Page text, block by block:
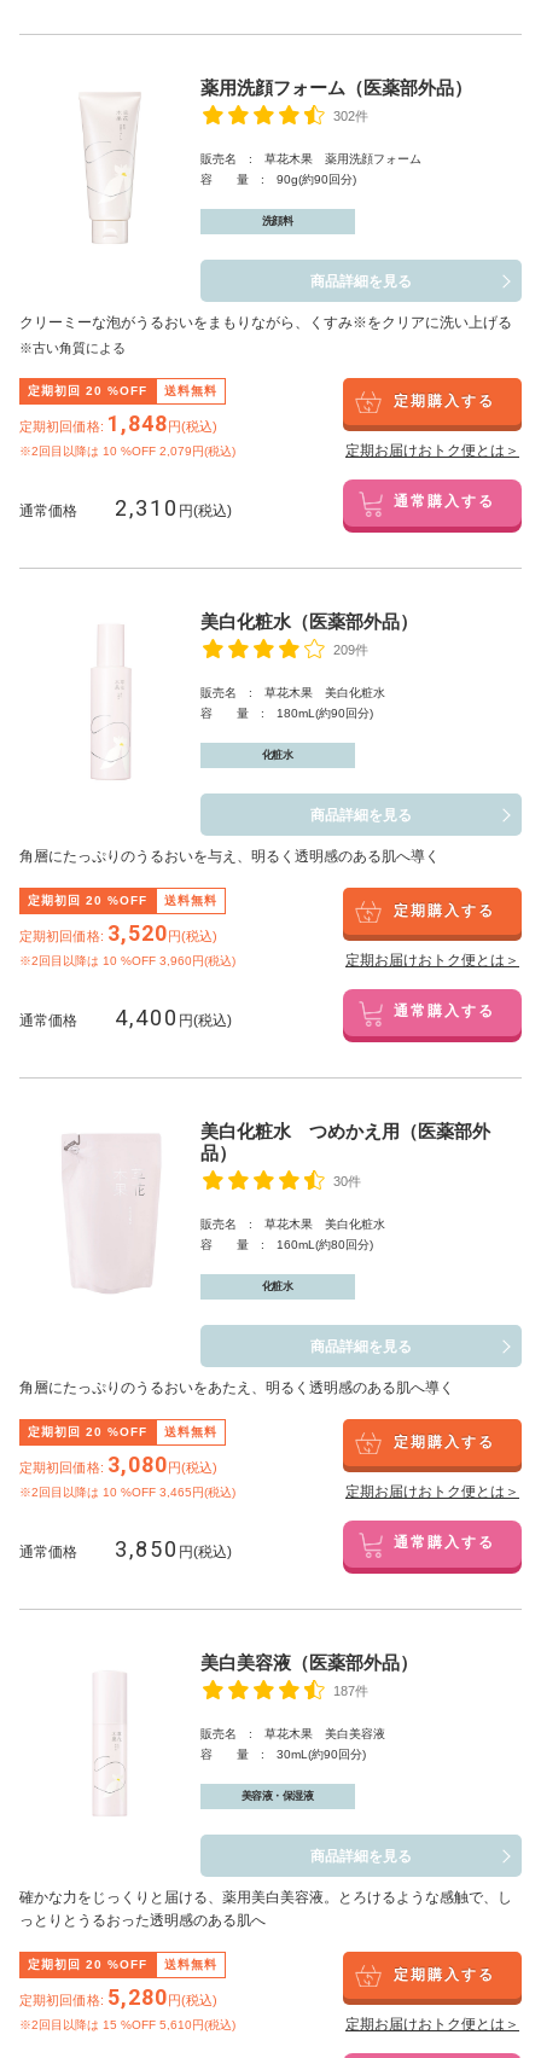
薬用洗顔フォーム（医薬部外品）
302件
販売名 : 草花木果 薬用洗顔フォーム
容 量 : 90g(約90回分)
洗顔料
商品詳細を見る
クリーミーな泡がうるおいをまもりながら、くすみ※をクリアに洗い上げる
※古い角質による
定期初回 20 %OFF 送料無料
定期初回価格: 1,848円(税込)
※2回目以降は 10 %OFF 2,079円(税込)
定期購入する
定期お届けおトク便とは＞
通常価格 2,310 円(税込) 通常購入する
美白化粧水（医薬部外品）
209件
販売名 : 草花木果 美白化粧水
容 量 : 180mL(約90回分)
化粧水
商品詳細を見る
角層にたっぷりのうるおいを与え、明るく透明感のある肌へ導く
定期初回 20 %OFF 送料無料
定期初回価格: 3,520円(税込)
※2回目以降は 10 %OFF 3,960円(税込)
定期購入する
定期お届けおトク便とは＞
通常価格 4,400 円(税込) 通常購入する
美白化粧水 つめかえ用（医薬部外
品）
30件
販売名 : 草花木果 美白化粧水
容 量 : 160mL(約80回分)
化粧水
商品詳細を見る
角層にたっぷりのうるおいをあたえ、明るく透明感のある肌へ導く
定期初回 20 %OFF 送料無料
定期初回価格: 3,080円(税込)
※2回目以降は 10 %OFF 3,465円(税込)
定期購入する
定期お届けおトク便とは＞
通常価格 3,850 円(税込) 通常購入する
美白美容液（医薬部外品）
187件
販売名 : 草花木果 美白美容液
容 量 : 30mL(約90回分)
美容液・保湿液
商品詳細を見る
確かな力をじっくりと届ける、薬用美白美容液。とろけるような感触で、し
っとりとうるおった透明感のある肌へ
定期初回 20 %OFF 送料無料
定期初回価格: 5,280円(税込)
※2回目以降は 15 %OFF 5,610円(税込)
定期購入する
定期お届けおトク便とは＞